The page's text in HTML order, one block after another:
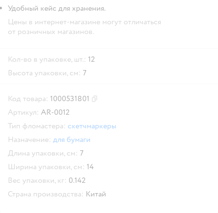
Удобный кейс для хранения.
Цены в интернет-магазине могут отличаться
от розничных магазинов.
Кол-во в упаковке, шт.: 12
Высота упаковки, см: 7
Код товара: 1000531801
Артикул: AR-0012
Тип фломастера: скетчмаркеры
Назначение: для бумаги
Длина упаковки, см: 7
Ширина упаковки, см: 14
Вес упаковки, кг: 0.142
Страна производства: Китай